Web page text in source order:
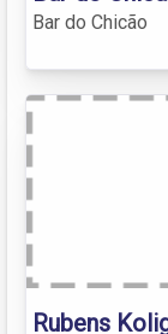
Bar do Chicão
Rubens